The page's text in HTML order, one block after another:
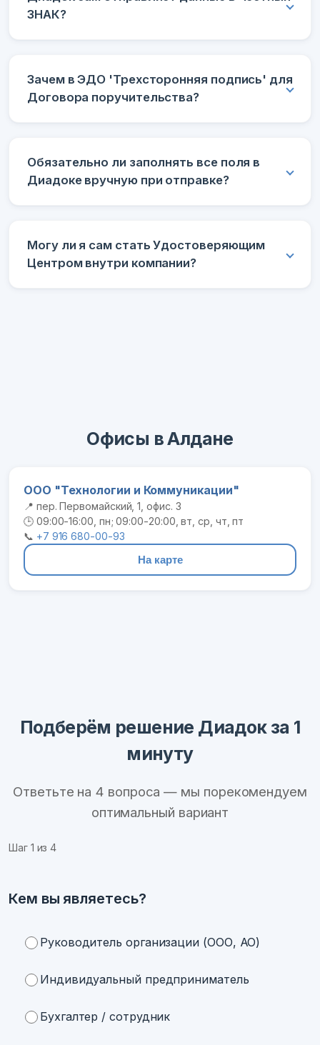
ЗНАК?
Зачем в ЭДО 'Трехсторонняя подпись' для
Договора поручительства?
Обязательно ли заполнять все поля в
Диадоке вручную при отправке?
Могу ли я сам стать Удостоверяющим
Центром внутри компании?
Офисы в Алдане
ООО "Технологии и Коммуникации"
📍 пер. Первомайский, 1, офис. 3
🕒 09:00-16:00, пн; 09:00-20:00, вт, ср, чт, пт
📞 +7 916 680-00-93
На карте
Подберём решение Диадок за 1
минуту
Ответьте на 4 вопроса — мы порекомендуем
оптимальный вариант
Шаг 1 из 4
Кем вы являетесь?
Руководитель организации (ООО, АО)
Индивидуальный предприниматель
Бухгалтер / сотрудник